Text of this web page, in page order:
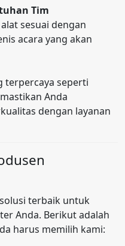
Tim
sesuai dengan
acara yang akan
terpercaya seperti
Anda
dengan layanan
terbaik untuk
Anda. Berikut adalah
harus memilih kami: